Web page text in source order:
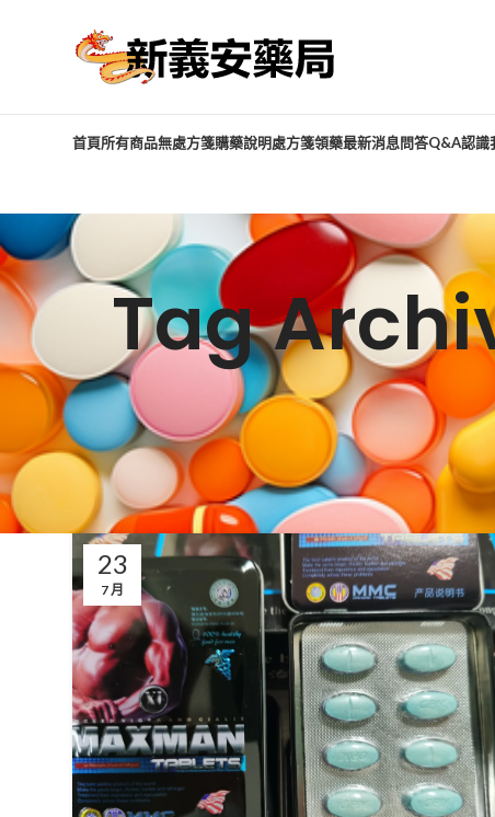
首頁所有商品無處方箋購藥說明處方箋領藥最新消息問答Q&A認識
Tag
23
7 月